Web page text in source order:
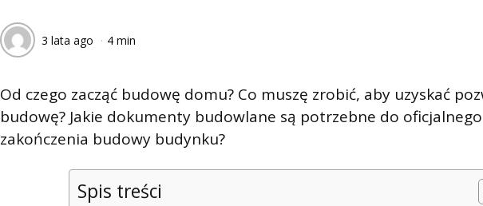
3 lata ago 4 min
Od czego zacząć budowę domu? Co muszę zrobić, aby uzyskać
budowę? Jakie dokumenty budowlane są potrzebne do
zakończenia budowy budynku?
Spis treści